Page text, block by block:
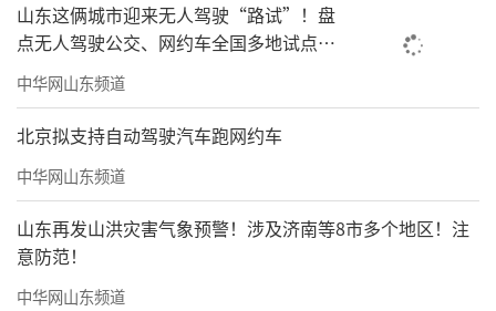
山东这俩城市迎来无人驾驶“路试”！盘
点无人驾驶公交、网约车全国多地试点之
路
中华网山东频道
北京拟支持自动驾驶汽车跑网约车
中华网山东频道
山东再发山洪灾害气象预警！涉及济南等8市多个地区！注
意防范！
中华网山东频道